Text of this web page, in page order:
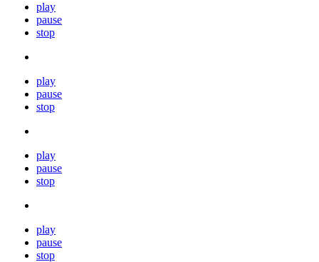
play
pause
stop
play
pause
stop
play
pause
stop
play
pause
stop